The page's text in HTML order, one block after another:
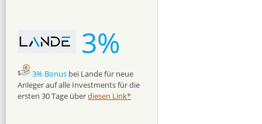
3%
3% Bonus bei Lande für neue
Anleger auf alle Investments für die
ersten 30 Tage überdiesen Link*